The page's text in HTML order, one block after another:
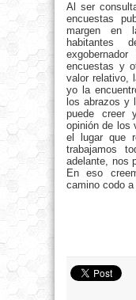
Al ser
encuestas
margen en
habitantes
encuestas y
valor relativo,
yo la
los abrazos y
puede creer
opinión de los
el lugar que
trabajamos
adelante, nos
En eso
camino codo